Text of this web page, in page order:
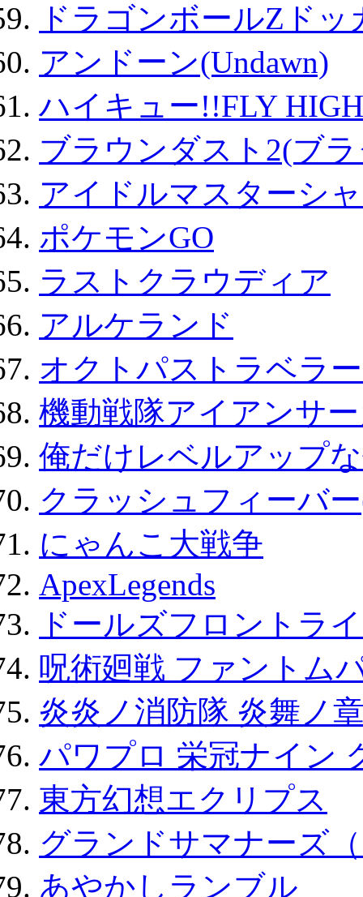
ドラゴンボールZド
アンドーン(Undawn)
ハイキュー!!FLY HIGH
ブラウンダスト2(ブ
アイドルマスターシ
ポケモンGO
ラストクラウディア
アルケランド
オクトパストラベラ
機動戦隊アイアンサ
俺だけレベルアップ
クラッシュフィーバ
にゃんこ大戦争
ApexLegends
ドールズフロントラ
呪術廻戦 ファントム
炎炎ノ消防隊 炎舞ノ
パワプロ 栄冠ナイン
東方幻想エクリプス
グランドサマナーズ
あやかしランブル